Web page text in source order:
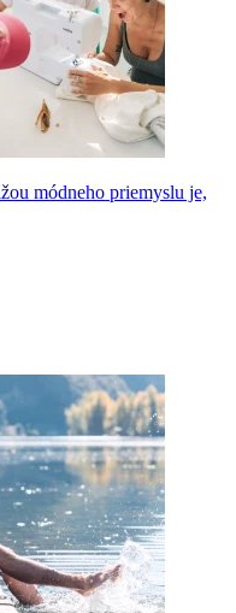
módneho priemyslu je,